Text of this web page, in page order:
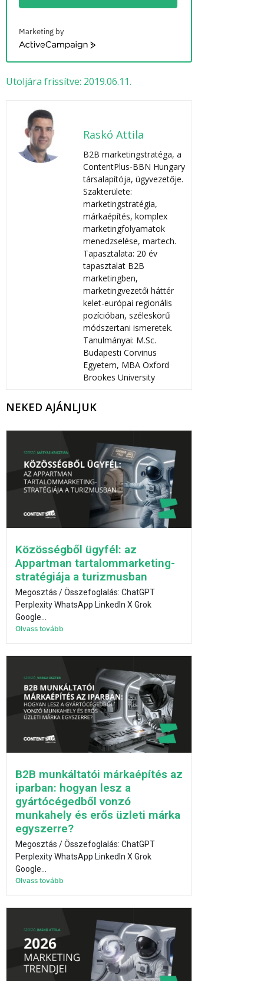
Marketing by
ActiveCampaign
Utoljára frissítve: 2019.06.11.
Raskó Attila
B2B marketingstratéga, a
ContentPlus-BBN Hungary
társalapítója, ügyvezetője.
Szakterülete:
marketingstratégia,
márkaépítés, komplex
marketingfolyamatok
menedzselése, martech.
Tapasztalata: 20 év
tapasztalat B2B
marketingben,
marketingvezetői háttér
kelet-európai regionális
pozícióban, széleskörű
módszertani ismeretek.
Tanulmányai: M.Sc.
Budapesti Corvinus
Egyetem, MBA Oxford
Brookes University
NEKED AJÁNLJUK
Közösségből ügyfél: az
Appartman tartalommarketing-
stratégiája a turizmusban
Megosztás / Összefoglalás: ChatGPT
Perplexity WhatsApp LinkedIn X Grok
Google...
Olvass tovább
B2B munkáltatói márkaépítés az
iparban: hogyan lesz a
gyártócégedből vonzó
munkahely és erős üzleti márka
egyszerre?
Megosztás / Összefoglalás: ChatGPT
Perplexity WhatsApp LinkedIn X Grok
Google...
Olvass tovább